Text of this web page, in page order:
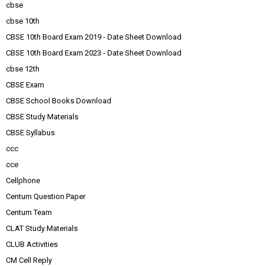
cbse
cbse 10th
CBSE 10th Board Exam 2019 - Date Sheet Download
CBSE 10th Board Exam 2023 - Date Sheet Download
cbse 12th
CBSE Exam
CBSE School Books Download
CBSE Study Materials
CBSE Syllabus
ccc
cce
Cellphone
Centum Question Paper
Centum Team
CLAT Study Materials
CLUB Activities
CM Cell Reply